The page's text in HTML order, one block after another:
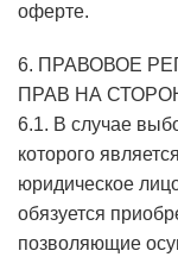
оферте.
6. ПРАВОВОЕ
ПРАВ НА
6.1. В случае
которого
юридическое
обязуется
позволяющие